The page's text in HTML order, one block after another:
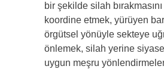
bir şekilde silah
koordine etmek, yürüyen
örgütsel yönüyle sekteye
önlemek, silah yerine
uygun meşru